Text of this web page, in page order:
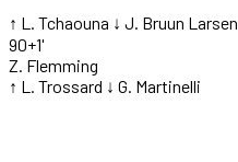
↑ L. Tchaouna ↓ J. Bruun Larsen
90+1'
Z. Flemming
↑ L. Trossard ↓ G. Martinelli